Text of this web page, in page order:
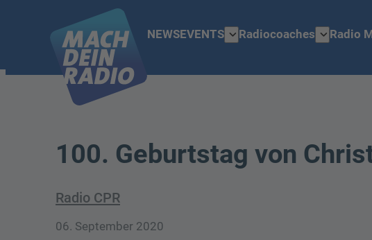
NEWSEVENTS expand_moreRadiocoaches expand_moreRadio
100. Geburtstag von
Radio CPR
06. September 2020